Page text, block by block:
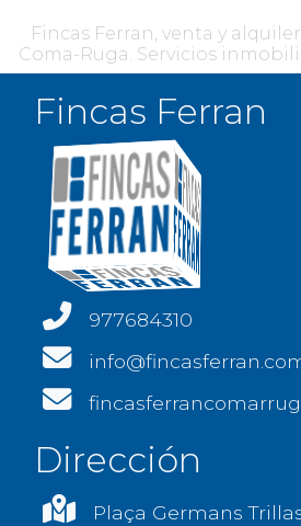
Fincas Ferran, venta y
Coma-Ruga. Servicios
Fincas Ferran
977684310
Dirección
Plaça Germans